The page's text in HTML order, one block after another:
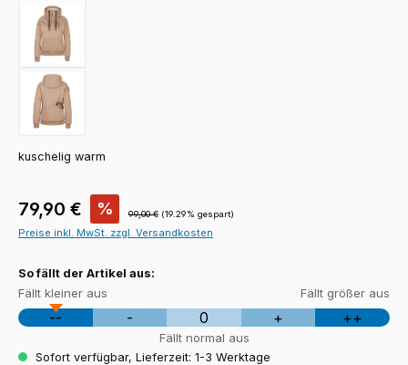
kuschelig warm
Verkaufspreis:
79,90 € % Regulärer Preis:
99,00 € (19.29% gespart)
Preise inkl. MwSt. zzgl. Versandkosten
So fällt der Artikel aus:
Fällt kleiner aus Fällt größer aus
-- - 0 + ++
Fällt normal aus
Sofort verfügbar, Lieferzeit: 1-3 Werktage